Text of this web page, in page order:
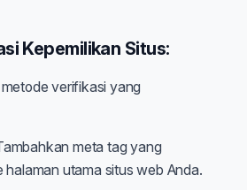
Kepemilikan Situs:
verifikasi yang
meta tag yang
halaman utama situs web Anda.